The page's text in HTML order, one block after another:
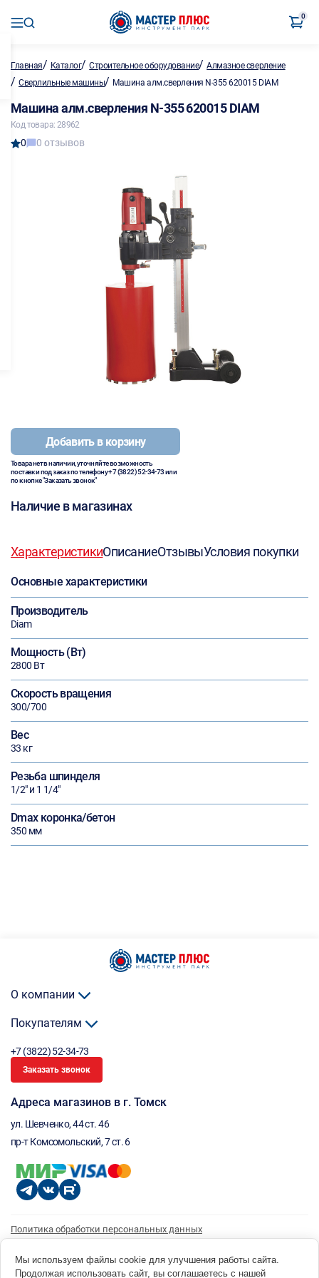
0
Главная/ Каталог/Строительное оборудование/Алмазное сверление
/ Сверлильные машины/ Машина алм.сверления N-355 620015 DIAM
Машина алм.сверления N-355 620015 DIAM
Код товара: 28962
0 0 отзывов
Добавить в корзину
Товара нет в наличии, уточняйте возможность
поставки под заказ по телефону+7 (3822) 52-34-73или
по кнопке "Заказать звонок"
Наличие в магазинах
ХарактеристикиОписаниеОтзывыУсловия покупки
Основные характеристики
Производитель
Diam
Мощность (Вт)
2800 Вт
Скорость вращения
300/700
Вес
33 кг
Резьба шпинделя
1/2" и 1 1/4"
Dmax коронка/бетон
350 мм
О компании
Покупателям
+7 (3822) 52-34-73
Заказать звонок
Адреса магазинов в г. Томск
ул. Шевченко, 44 ст. 46
пр-т Комсомольский, 7 ст. 6
Политика обработки персональных данных
Согласие на получение рассылки
Мы используем файлы cookie для улучшения работы сайта.
Продолжая использовать сайт, вы соглашаетесь с нашей